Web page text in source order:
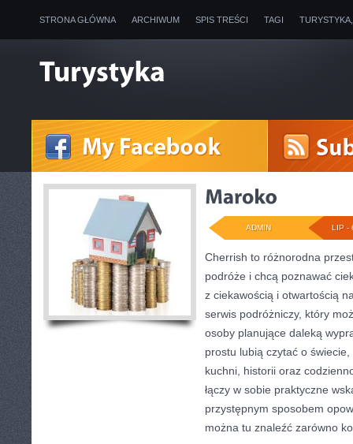
STRONA GŁÓWNA ARCHIWUM SPIS TREŚCI TAGI
LIP -
ADMIN
Cherrish to różnorodna
podróże i chcą poznawać
z ciekawością i otwartością
serwis podróżniczy, który
osoby planujące daleką
prostu lubią czytać o
kuchni, historii oraz
łączy w sobie praktyczne
przystępnym sposobem
można tu znaleźć zarówno